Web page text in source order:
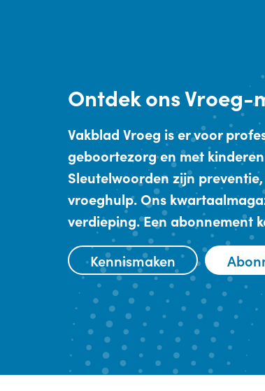
Ontdekons Vroeg-
Vakblad Vroeg is er voor
geboortezorg en met
Sleutelwoorden zijn
vroeghulp. Ons
verdieping. Een abonnement
Kennismaken